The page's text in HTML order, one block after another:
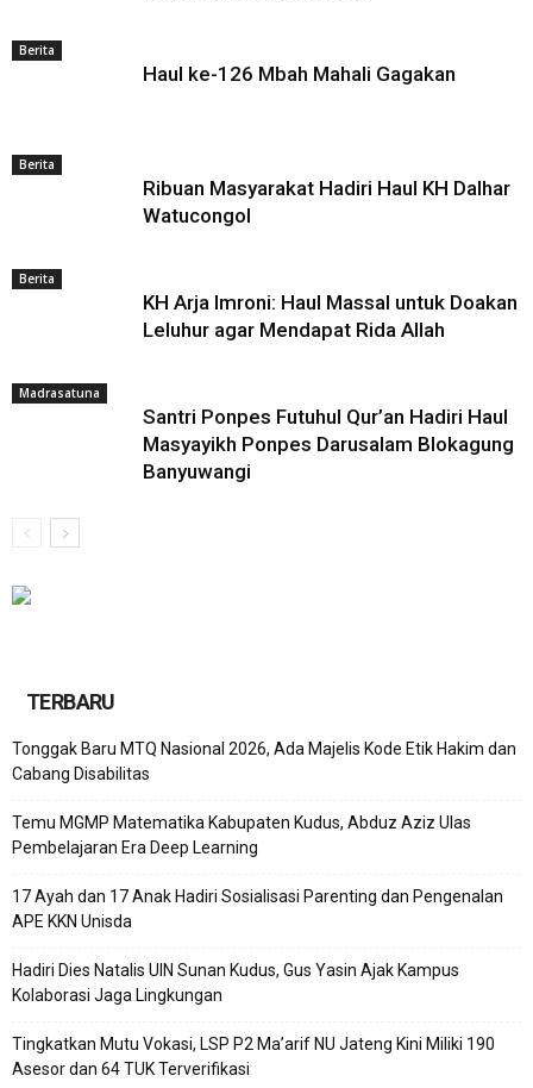
Berita
Haul ke-126 Mbah Mahali Gagakan
Berita
Ribuan Masyarakat Hadiri Haul KH Dalhar
Watucongol
Berita
KH Arja Imroni: Haul Massal untuk Doakan
Leluhur agar Mendapat Rida Allah
Madrasatuna
Santri Ponpes Futuhul Qur’an Hadiri Haul
Masyayikh Ponpes Darusalam Blokagung
Banyuwangi
TERBARU
Tonggak Baru MTQ Nasional 2026, Ada Majelis Kode Etik Hakim dan
Cabang Disabilitas
Temu MGMP Matematika Kabupaten Kudus, Abduz Aziz Ulas
Pembelajaran Era Deep Learning
17 Ayah dan 17 Anak Hadiri Sosialisasi Parenting dan Pengenalan
APE KKN Unisda
Hadiri Dies Natalis UIN Sunan Kudus, Gus Yasin Ajak Kampus
Kolaborasi Jaga Lingkungan
Tingkatkan Mutu Vokasi, LSP P2 Ma’arif NU Jateng Kini Miliki 190
Asesor dan 64 TUK Terverifikasi